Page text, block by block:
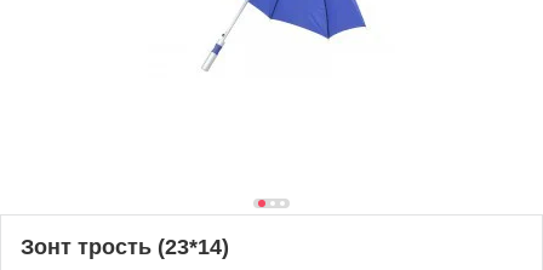
Зонт трость (23*14)